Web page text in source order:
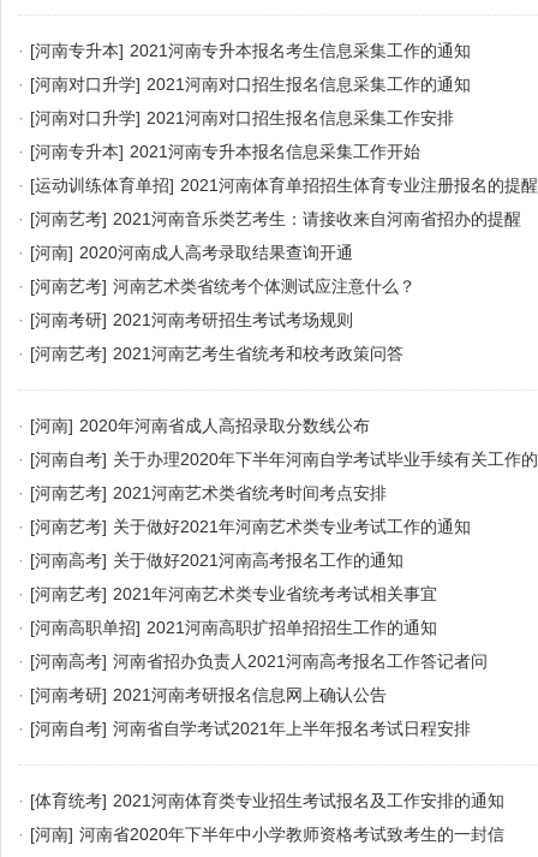
· [河南专升本] 2021河南专升本报名考生信息采集工作的通知
· [河南对口升学] 2021河南对口招生报名信息采集工作的通知
· [河南对口升学] 2021河南对口招生报名信息采集工作安排
· [河南专升本] 2021河南专升本报名信息采集工作开始
· [运动训练体育单招] 2021河南体育单招招生体育专业注册报名的提醒
· [河南艺考] 2021河南音乐类艺考生：请接收来自河南省招办的提醒
· [河南] 2020河南成人高考录取结果查询开通
· [河南艺考] 河南艺术类省统考个体测试应注意什么？
· [河南考研] 2021河南考研招生考试考场规则
· [河南艺考] 2021河南艺考生省统考和校考政策问答
· [河南] 2020年河南省成人高招录取分数线公布
· [河南自考] 关于办理2020年下半年河南自学考试毕业手续有关工作
· [河南艺考] 2021河南艺术类省统考时间考点安排
· [河南艺考] 关于做好2021年河南艺术类专业考试工作的通知
· [河南高考] 关于做好2021河南高考报名工作的通知
· [河南艺考] 2021年河南艺术类专业省统考考试相关事宜
· [河南高职单招] 2021河南高职扩招单招招生工作的通知
· [河南高考] 河南省招办负责人2021河南高考报名工作答记者问
· [河南考研] 2021河南考研报名信息网上确认公告
· [河南自考] 河南省自学考试2021年上半年报名考试日程安排
· [体育统考] 2021河南体育类专业招生考试报名及工作安排的通知
· [河南] 河南省2020年下半年中小学教师资格考试致考生的一封信